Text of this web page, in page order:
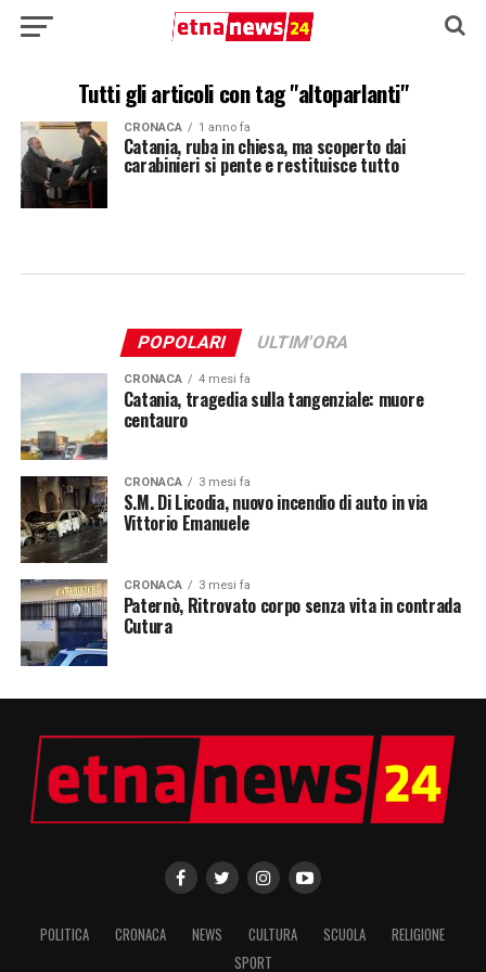
Tutti gli articoli con tag "altoparlanti"
CRONACA 1 anno fa
Catania, ruba in chiesa, ma scoperto dai
carabinieri si pente e restituisce tutto
POPOLARI ULTIM'ORA
CRONACA 4 mesi fa
Catania, tragedia sulla tangenziale: muore
centauro
CRONACA 3 mesi fa
S.M. Di Licodia, nuovo incendio di auto in via
Vittorio Emanuele
CRONACA 3 mesi fa
Paternò, Ritrovato corpo senza vita in contrada
Cutura
POLITICA CRONACA NEWS CULTURA SCUOLA
RELIGIONE
SPORT